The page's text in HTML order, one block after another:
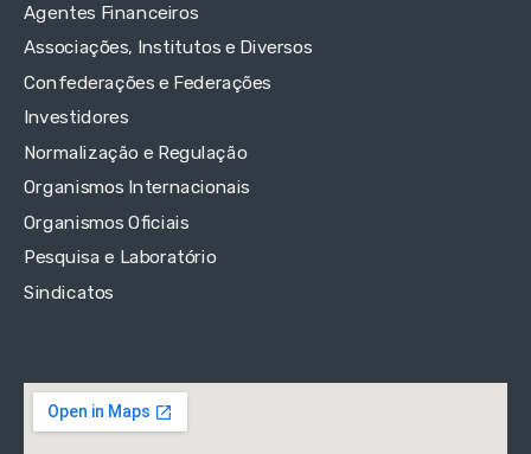
Agentes Financeiros
Associações, Institutos e Diversos
Confederações e Federações
Investidores
Normalização e Regulação
Organismos Internacionais
Organismos Oficiais
Pesquisa e Laboratório
Sindicatos